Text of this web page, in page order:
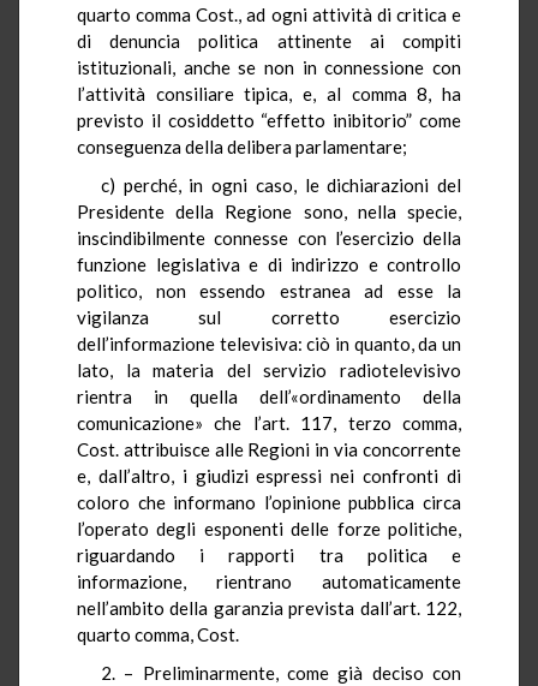
quarto comma Cost., ad ogni attività di critica e
di denuncia politica attinente ai compiti
istituzionali, anche se non in connessione con
l’attività consiliare tipica, e, al comma 8, ha
previsto il cosiddetto “effetto inibitorio” come
conseguenza della delibera parlamentare;
c) perché, in ogni caso, le dichiarazioni del
Presidente della Regione sono, nella specie,
inscindibilmente connesse con l’esercizio della
funzione legislativa e di indirizzo e controllo
politico, non essendo estranea ad esse la
vigilanza sul corretto esercizio
dell’informazione televisiva: ciò in quanto, da un
lato, la materia del servizio radiotelevisivo
rientra in quella dell’«ordinamento della
comunicazione» che l’art. 117, terzo comma,
Cost. attribuisce alle Regioni in via concorrente
e, dall’altro, i giudizi espressi nei confronti di
coloro che informano l’opinione pubblica circa
l’operato degli esponenti delle forze politiche,
riguardando i rapporti tra politica e
informazione, rientrano automaticamente
nell’ambito della garanzia prevista dall’art. 122,
quarto comma, Cost.
2. – Preliminarmente, come già deciso con